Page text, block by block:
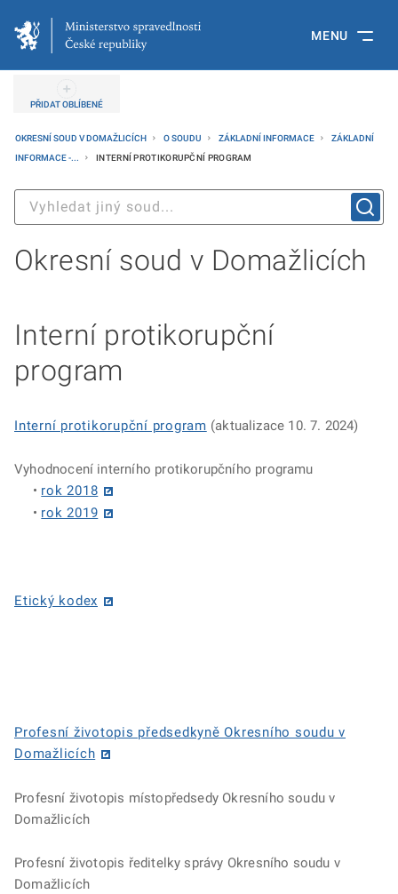
MENU
PŘIDAT OBLÍBENÉ
OKRESNÍ SOUD V DOMAŽLICÍCH O SOUDU ZÁKLADNÍ INFORMACE
ZÁKLADNÍ
INFORMACE -...
INTERNÍ PROTIKORUPČNÍ PROGRAM
Okresní soud v Domažlicích
Interní protikorupční
program
Interní protikorupční program (aktualizace 10. 7. 2024)
Vyhodnocení interního protikorupčního programu
• rok 2018
• rok 2019
Etický kodex
Profesní životopis předsedkyně Okresního soudu v
Domažlicích
Profesní životopis místopředsedy Okresního soudu v
Domažlicích
Profesní životopis ředitelky správy Okresního soudu v
Domažlicích